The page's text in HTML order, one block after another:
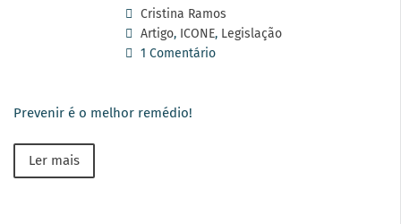
Cristina Ramos
Artigo, ICONE, Legislação
1 Comentário
Prevenir é o melhor remédio!
Ler mais